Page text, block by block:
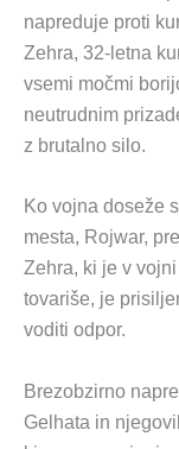
napreduje proti
Zehra, 32-letna
vsemi močmi
neutrudnim
z brutalno silo.
Ko vojna doseže
mesta, Rojwar,
Zehra, ki je v
tovariše, je
voditi odpor.
Brezobzirno
Gelhata in